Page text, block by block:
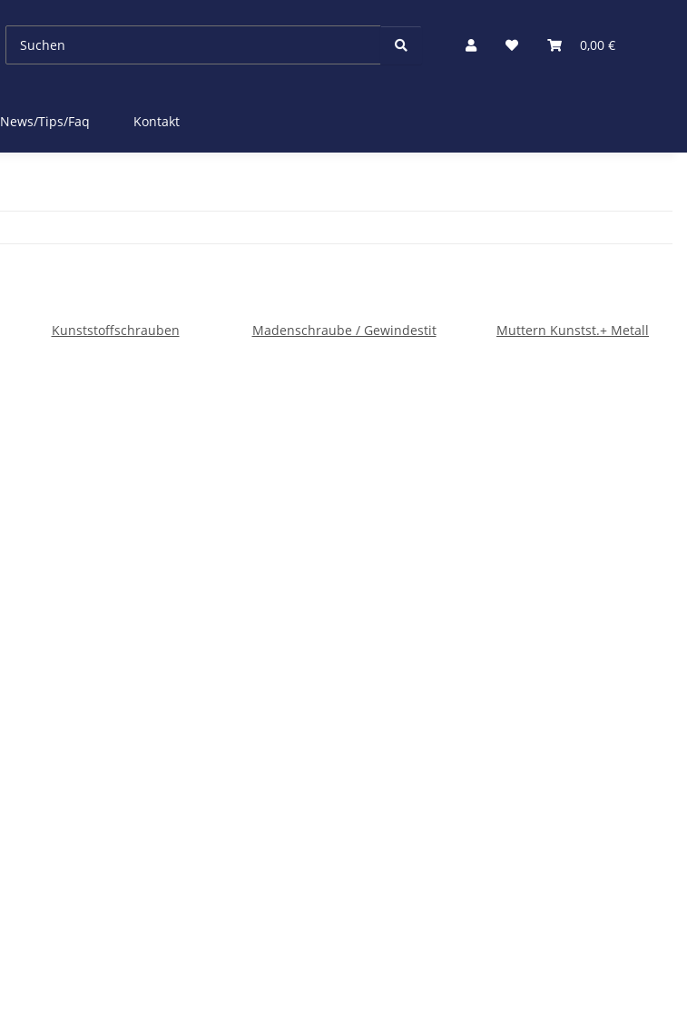
0,00 €
News/Tips/Faq Kontakt
Kunststoffschrauben Madenschraube / Gewindestit Muttern Kunstst.+ Metall